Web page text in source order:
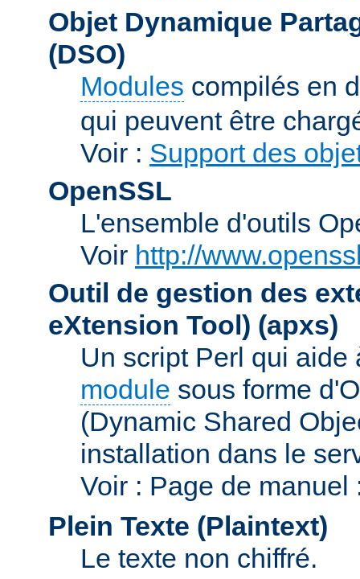
Objet Dynamique
(DSO)
Modules compilés en
qui peuvent être
Voir : Support des
OpenSSL
L'ensemble d'outils
Voir http://
Outil de gestion des
eXtension Tool) (apxs)
Un script Perl qui
module sous forme
(Dynamic Shared
installation dans le
Voir : Page de
Plein Texte (Plaintext)
Le texte non chiffré.